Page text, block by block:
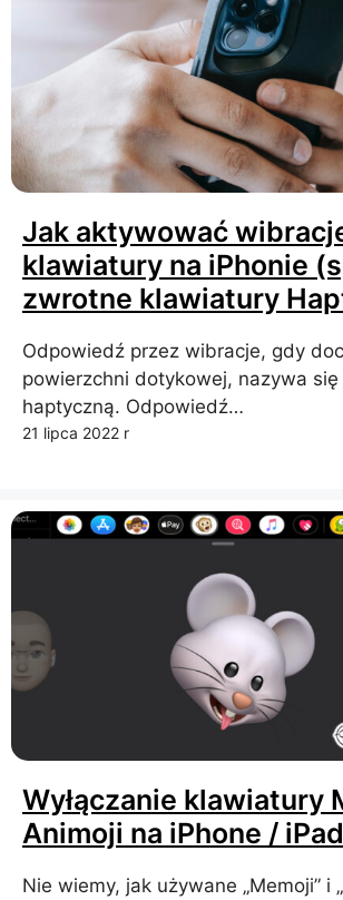
Jak aktywować
klawiatury na iPhonie
zwrotne klawiatury
Odpowiedź przez wibracje, gdy
powierzchni dotykowej, nazywa się
haptyczną. Odpowiedź…
21 lipca 2022 r
Wyłączanie klawiatury
Animoji na iPhone /
Nie wiemy, jak używane „Memoji” i